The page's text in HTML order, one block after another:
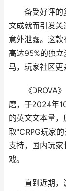
备受好评的复
文成就而引发关
意外泄露。这
高达95%的独
马，玩家社区更
《DROVA》
磨，于2024年
的英文文本量，
取"CRPG玩家
支持，国内玩
戏。
直到近期，游